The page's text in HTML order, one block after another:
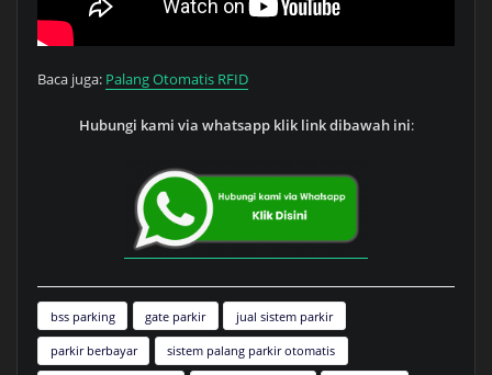
Baca juga: Palang Otomatis RFID
Hubungi kami via whatsapp klik link dibawah ini:
bss parking gate parkir jual sistem parkir
parkir berbayar sistem palang parkir otomatis